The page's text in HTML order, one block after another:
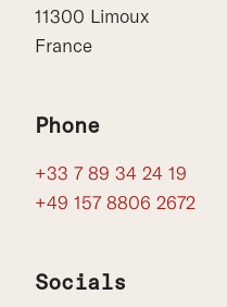
11300 Limoux
France
Phone
+33 7 89 34 24 19
+49 157 8806 2672
Socials